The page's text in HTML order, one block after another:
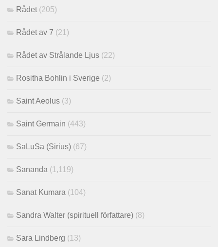
Rådet (205)
Rådet av 7 (21)
Rådet av Strålande Ljus (22)
Rositha Bohlin i Sverige (2)
Saint Aeolus (3)
Saint Germain (443)
SaLuSa (Sirius) (67)
Sananda (1,119)
Sanat Kumara (104)
Sandra Walter (spirituell författare) (8)
Sara Lindberg (13)